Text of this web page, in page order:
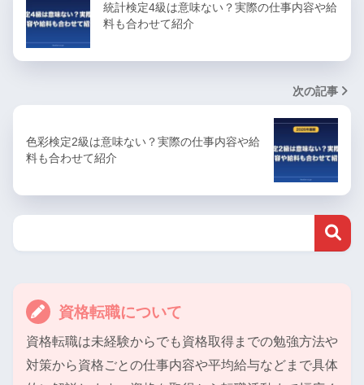
統計検定4級は意味ない？実際の仕事内容や給
料も合わせて紹介
次の記事
色彩検定2級は意味ない？実際の仕事内容や給
料も合わせて紹介
資格転職について
資格転職は未経験からでも資格取得までの勉強方法や
対策から資格ごとの仕事内容や平均給与などまで具体